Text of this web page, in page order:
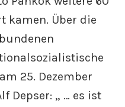
kamen. Über die
25. Dezember
Depser: „ … es ist